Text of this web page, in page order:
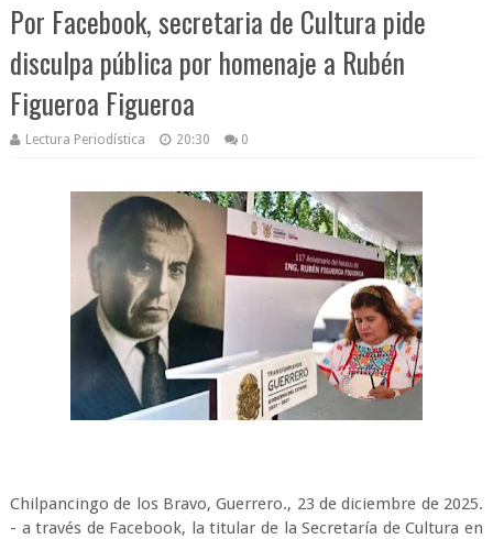
Por Facebook, secretaria de Cultura pide
disculpa pública por homenaje a Rubén
Figueroa Figueroa
Lectura Periodística 20:30 0
Chilpancingo de los Bravo, Guerrero., 23 de diciembre de 2025.
- a través de Facebook, la titular de la Secretaría de Cultura en